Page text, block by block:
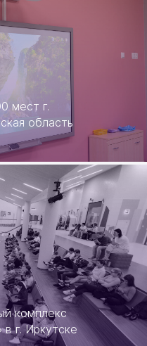
мест г.
область
комплекс
г. Иркутске